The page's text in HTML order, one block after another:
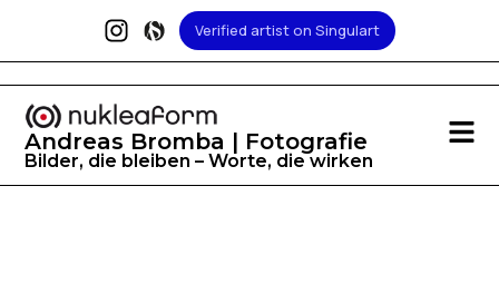
Verified artist on Singulart
Andreas Bromba | Fotografie
Bilder, die bleiben – Worte, die wirken